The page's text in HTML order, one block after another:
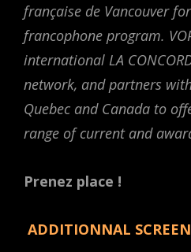
française de Vancouver
francophone program.
international LA
network, and partners
Quebec and Canada to
range of current and
Prenez place !
ADDITIONNAL